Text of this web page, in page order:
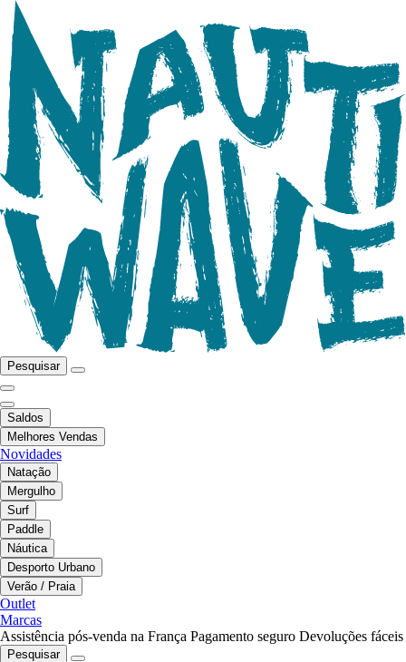
Pesquisar
Saldos
Melhores Vendas
Novidades
Natação
Mergulho
Surf
Paddle
Náutica
Desporto Urbano
Verão / Praia
Outlet
Marcas
Assistência pós-venda na França Pagamento seguro Devoluções fáceis
Pesquisar